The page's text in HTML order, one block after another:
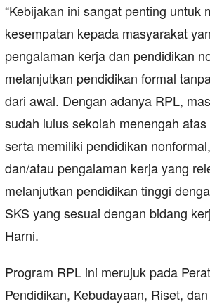
“Kebijakan ini sangat penting untuk
kesempatan kepada masyarakat
pengalaman kerja dan pendidikan
melanjutkan pendidikan formal
dari awal. Dengan adanya RPL,
sudah lulus sekolah menengah
serta memiliki pendidikan
dan/atau pengalaman kerja yang
melanjutkan pendidikan tinggi
SKS yang sesuai dengan bidang
Harni.
Program RPL ini merujuk pada
Pendidikan, Kebudayaan, Riset,